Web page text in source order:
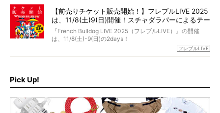
day1の司会はフレブルラバーのロッチさん。day2の音楽フ
ェスには世代ど真ん中のPUFFYが出演するなど、例年以上
に豪華なラインナップ。
北は北海道、南は鹿児島県から。全国のフレンチブルドッ
グが一堂に会した「フレブルLIVE2024」の模様を、詳しく
【前売りチケット販売開始！】フレブルLIVE 2025
は、11/8(土)9(日)開催！スチャダラパーによるテー
マソング制作も決定
『French Bulldog LIVE 2025（フレブルLIVE）』の開催
は、11/8(土)-9(日)の2days！
お得な前売りチケット、いよいよ販売スタートです！
ど、内容盛りだくさんでお送りしていますので、最後まで
お見逃しなく！
フレブルLIVE
Pick Up!